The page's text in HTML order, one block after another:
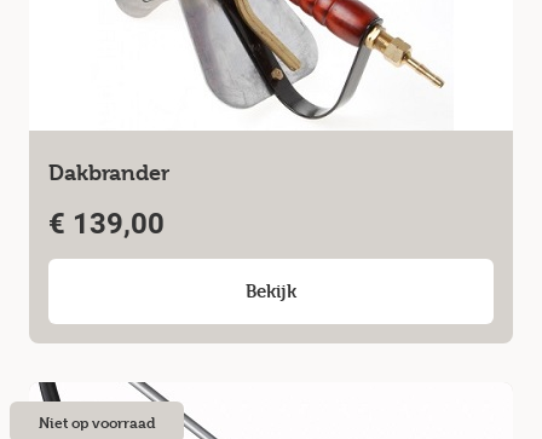
Dakbrander
€ 139,00
Bekijk
Niet op voorraad